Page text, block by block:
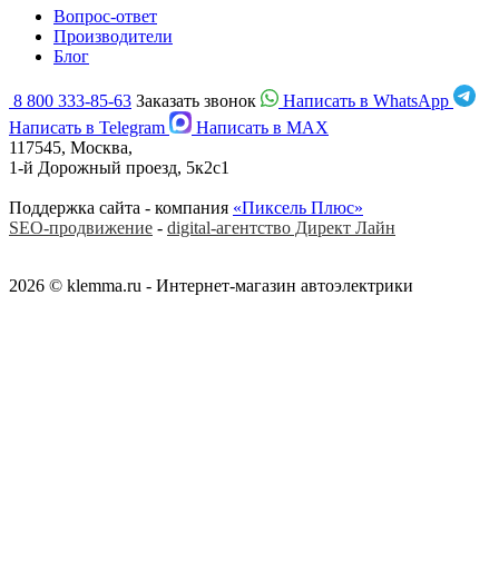
Вопрос-ответ
Производители
Блог
8 800 333-85-63 Заказать звонок
Написать в WhatsApp
Написать в Telegram
Написать в MAX
117545, Москва,
1-й Дорожный проезд, 5к2с1
Поддержка сайта - компания «Пиксель Плюс»
SEO-продвижение - digital-агентство Директ Лайн
2026 © klemma.ru - Интернет-магазин автоэлектрики